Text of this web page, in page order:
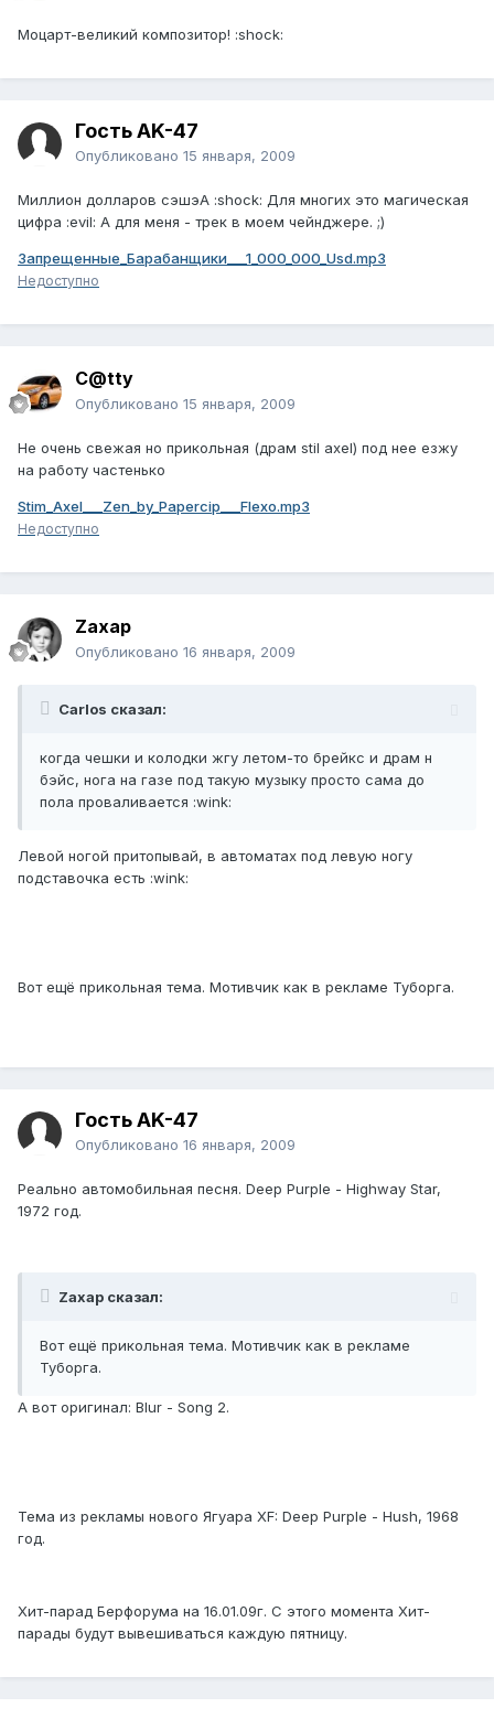
Моцарт-великий композитор! :shock:
Гость AK-47
Опубликовано 15 января, 2009
Миллион долларов сэшэА :shock: Для многих это магическая
цифра :evil: А для меня - трек в моем чейнджере. ;)
Запрещенные_Барабанщики___1_000_000_Usd.mp3
Недоступно
C@tty
Опубликовано 15 января, 2009
Не очень свежая но прикольная (драм stil axel) под нее езжу
на работу частенько
Stim_Axel___Zen_by_Papercip___Flexo.mp3
Недоступно
Zaxap
Опубликовано 16 января, 2009
Carlos сказал:
когда чешки и колодки жгу летом-то брейкс и драм н
бэйс, нога на газе под такую музыку просто сама до
пола проваливается :wink:
Левой ногой притопывай, в автоматах под левую ногу
подставочка есть :wink:
Вот ещё прикольная тема. Мотивчик как в рекламе Туборга.
Гость AK-47
Опубликовано 16 января, 2009
Реально автомобильная песня. Deep Purple - Highway Star,
1972 год.
Zaxap сказал:
Вот ещё прикольная тема. Мотивчик как в рекламе
Туборга.
А вот оригинал: Blur - Song 2.
Тема из рекламы нового Ягуара XF: Deep Purple - Hush, 1968
год.
Хит-парад Берфорума на 16.01.09г. С этого момента Хит-
парады будут вывешиваться каждую пятницу.